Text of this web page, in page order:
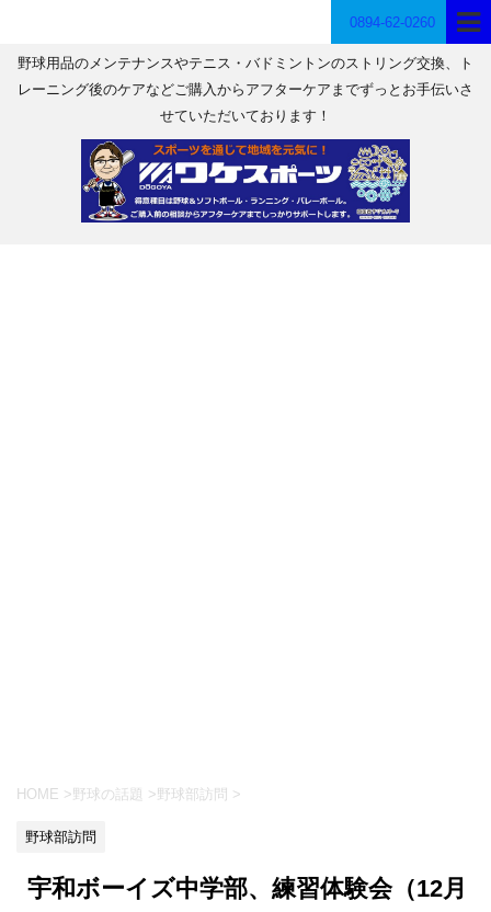
0894-62-0260
野球用品のメンテナンスやテニス・バドミントンのストリング交換、ト
レーニング後のケアなどご購入からアフターケアまでずっとお手伝いさ
せていただいております！
HOME >野球の話題 >野球部訪問 >
野球部訪問
宇和ボーイズ中学部、練習体験会（12月